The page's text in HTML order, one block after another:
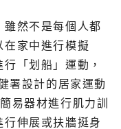
然不是每個人都
在家中進行模擬
「划船」運動，
署設計的居家運動
易器材進行肌力訓
伸展或扶牆挺身